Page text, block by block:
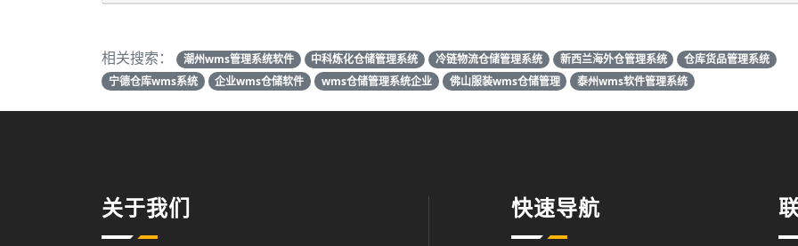
相关搜索： 潮州wms管理系统软件 中科炼化仓储管理系统 冷链物流仓储管理系统 新西兰海外仓管理系统
仓库货品管理系统
宁德仓库wms系统
企业wms仓储软件 wms仓储管理系统企业 佛山服装wms仓储管理 泰州wms软件管理系统
关于我们 快速导航